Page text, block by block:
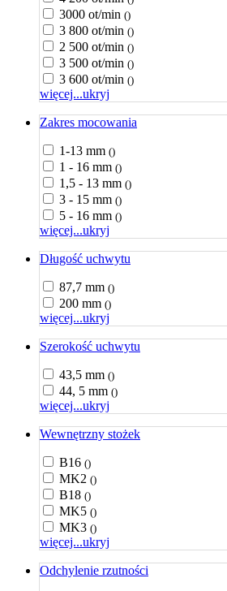
3000 ot/min ()
3 800 ot/min ()
2 500 ot/min ()
3 500 ot/min ()
3 600 ot/min ()
więcej...ukryj
Zakres mocowania
1-13 mm ()
1 - 16 mm ()
1,5 - 13 mm ()
3 - 15 mm ()
5 - 16 mm ()
więcej...ukryj
Długość uchwytu
87,7 mm ()
200 mm ()
więcej...ukryj
Szerokość uchwytu
43,5 mm ()
44, 5 mm ()
więcej...ukryj
Wewnętrzny stożek
B16 ()
MK2 ()
B18 ()
MK5 ()
MK3 ()
więcej...ukryj
Odchylenie rzutności